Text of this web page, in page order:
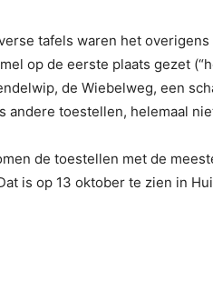
tafels waren het
op de eerste plaats gezet
de Wiebelweg, een
andere toestellen, helemaal
de toestellen met de
is op 13 oktober te zien in